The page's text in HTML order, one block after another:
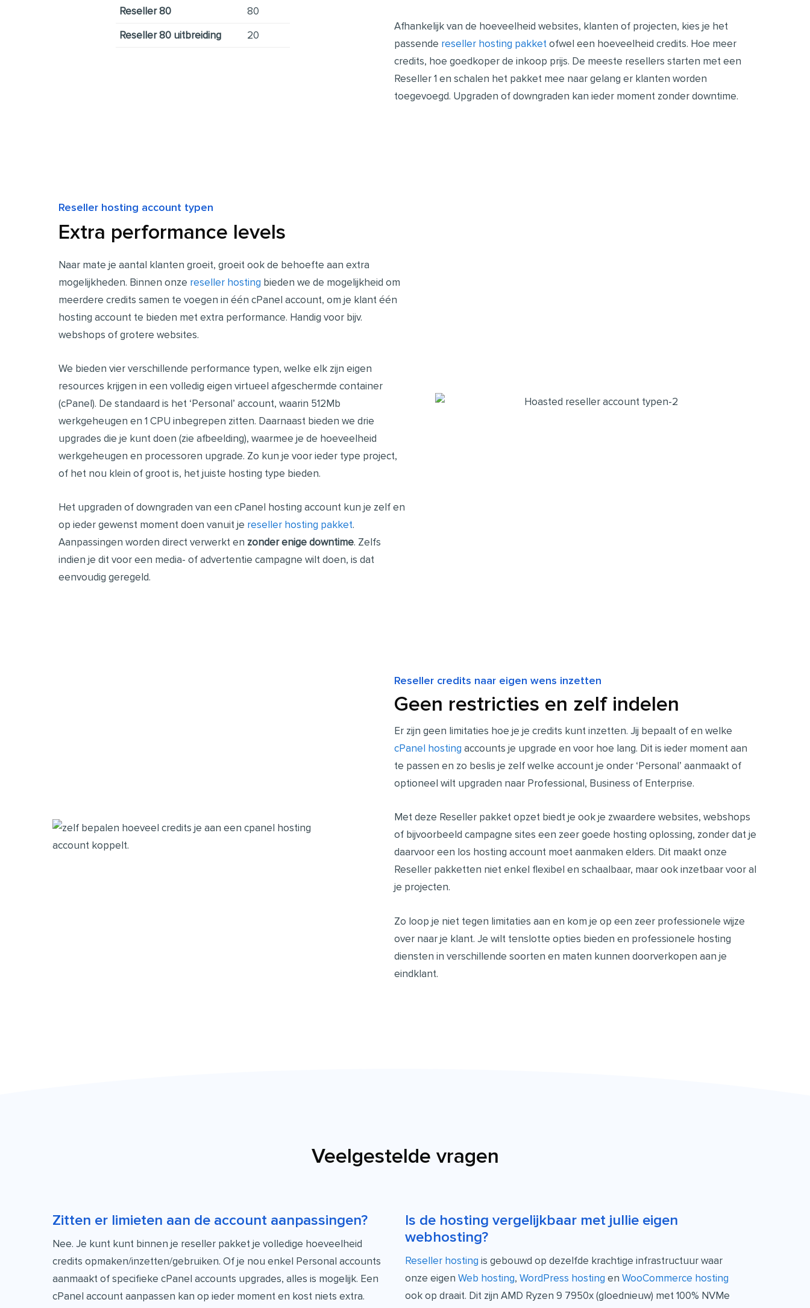
Reseller 80
80
Reseller 80 uitbreiding
20
Afhankelijk van de hoeveelheid websites, klanten of projecten, kies je het
passende reseller hosting pakketofwel een hoeveelheid credits. Hoe meer
credits, hoe goedkoper de inkoop prijs. De meeste resellers starten met een
Reseller 1 en schalen het pakket mee naar gelang er klanten worden
toegevoegd. Upgraden of downgraden kan ieder moment zonder downtime.
Reseller hosting account typen
Extra performance levels
Naar mate je aantal klanten groeit, groeit ook de behoefte aan extra
mogelijkheden. Binnen onze reseller hosting bieden we de mogelijkheid om
meerdere credits samen te voegen in één cPanel account, om je klant één
hosting account te bieden met extra performance. Handig voor bijv.
webshops of grotere websites.
We bieden vier verschillende performance typen, welke elk zijn eigen
resources krijgen in een volledig eigen virtueel afgeschermde container
(cPanel). De standaard is het ‘Personal’ account, waarin 512Mb
werkgeheugen en 1 CPU inbegrepen zitten. Daarnaast bieden we drie
upgrades die je kunt doen (zie afbeelding), waarmee je de hoeveelheid
werkgeheugen en processoren upgrade. Zo kun je voor ieder type project,
of het nou klein of groot is, het juiste hosting type bieden.
Het upgraden of downgraden van een cPanel hosting account kun je zelf en
op ieder gewenst moment doen vanuit je reseller hosting pakket.
Aanpassingen worden direct verwerkt en zonder enige downtime. Zelfs
indien je dit voor een media- of advertentie campagne wilt doen, is dat
eenvoudig geregeld.
Reseller credits naar eigen wens inzetten
Geen restricties en zelf indelen
Er zijn geen limitaties hoe je je credits kunt inzetten. Jij bepaalt of en welke
cPanel hosting accounts je upgrade en voor hoe lang. Dit is ieder moment aan
te passen en zo beslis je zelf welke account je onder ‘Personal’ aanmaakt of
optioneel wilt upgraden naar Professional, Business of Enterprise.
Met deze Reseller pakket opzet biedt je ook je zwaardere websites, webshops
of bijvoorbeeld campagne sites een zeer goede hosting oplossing, zonder dat je
daarvoor een los hosting account moet aanmaken elders. Dit maakt onze
Reseller pakketten niet enkel flexibel en schaalbaar, maar ook inzetbaar voor al
je projecten.
Zo loop je niet tegen limitaties aan en kom je op een zeer professionele wijze
over naar je klant. Je wilt tenslotte opties bieden en professionele hosting
diensten in verschillende soorten en maten kunnen doorverkopen aan je
eindklant.
Veelgestelde vragen
Zitten er limieten aan de account aanpassingen?
Nee. Je kunt kunt binnen je reseller pakket je volledige hoeveelheid
credits opmaken/inzetten/gebruiken. Of je nou enkel Personal accounts
aanmaakt of specifieke cPanel accounts upgrades, alles is mogelijk. Een
cPanel account aanpassen kan op ieder moment en kost niets extra.
Is de hosting vergelijkbaar met jullie eigen
webhosting?
Reseller hosting is gebouwd op dezelfde krachtige infrastructuur waar
onze eigen Web hosting, WordPress hosting en WooCommerce hosting
ook op draait. Dit zijn AMD Ryzen 9 7950x (gloednieuw) met 100% NVMe